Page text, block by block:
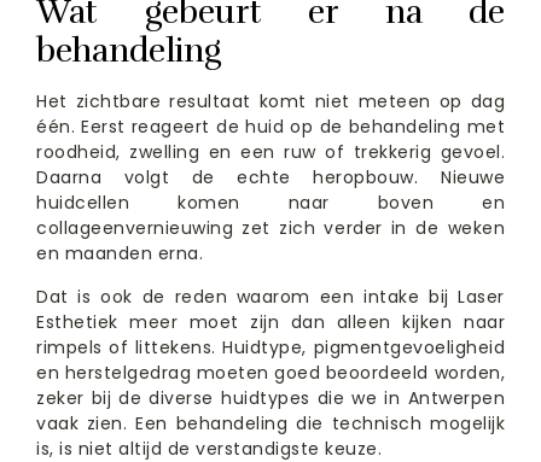
Wat gebeurt er na de
behandeling
Het zichtbare resultaat komt niet meteen op dag
één. Eerst reageert de huid op de behandeling met
roodheid, zwelling en een ruw of trekkerig gevoel.
Daarna volgt de echte heropbouw. Nieuwe
huidcellen komen naar boven en
collageenvernieuwing zet zich verder in de weken
en maanden erna.
Dat is ook de reden waarom een intake bij Laser
Esthetiek meer moet zijn dan alleen kijken naar
rimpels of littekens. Huidtype, pigmentgevoeligheid
en herstelgedrag moeten goed beoordeeld worden,
zeker bij de diverse huidtypes die we in Antwerpen
vaak zien. Een behandeling die technisch mogelijk
is, is niet altijd de verstandigste keuze.